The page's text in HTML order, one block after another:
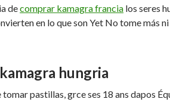
decomprar kamagra francia los seres
en lo que son Yet No tome más ni
hungria
tomar pastillas, grce ses 18 ans dapos